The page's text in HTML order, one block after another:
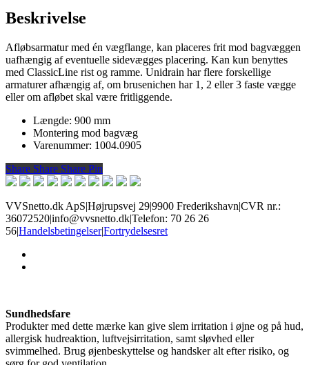
antal
Beskrivelse
Afløbsarmatur med én vægflange, kan placeres frit mod bagvæggen
uafhængig af eventuelle sidevægges placering. Kan kun benyttes
med ClassicLine rist og ramme. Unidrain har flere forskellige
armaturer afhængig af, om brusenichen har 1, 2 eller 3 faste vægge
eller om afløbet skal være fritliggende.
Længde: 900 mm
Montering mod bagvæg
Varenummer: 1004.0905
Share
Share Share Share Pin
VVSnetto.dk ApS|Højrupsvej 29|9900 Frederikshavn|CVR nr.:
36072520|info@vvsnetto.dk|Telefon: 70 26 26
56|Handelsbetingelser|Fortrydelsesret
Sundhedsfare
Produkter med dette mærke kan give slem irritation i øjne og på hud,
allergisk hudreaktion, luftvejsirritation, samt sløvhed eller
svimmelhed. Brug øjenbeskyttelse og handsker alt efter risiko, og